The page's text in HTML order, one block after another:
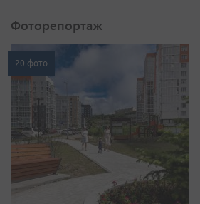
Фоторепортаж
20 фото